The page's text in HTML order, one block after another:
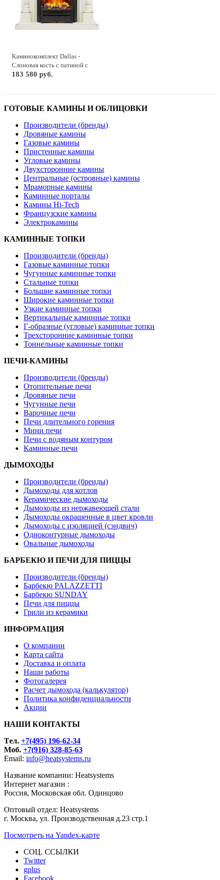
Каминокомплект Dallas -
Слоновая кость с патиной с
очагом Brookline Black
183 580 руб.
ГОТОВЫЕ КАМИНЫ И ОБЛИЦОВКИ
Производители (бренды)
Дровяные камины
Газовые камины
Пристенные камины
Угловые камины
Двухсторонние камины
Центральные (островные) камины
Мраморные камины
Каминные порталы
Камины Hi-Tech
Французские камины
Электрокамины
КАМИННЫЕ ТОПКИ
Производители (бренды)
Газовые каминные топки
Чугунные каминные топки
Стальные топки
Большие каминные топки
Широкие каминные топки
Узкие каминные топки
Вертикальные каминные топки
Г-образные (угловые) каминные топки
Трехсторонние каминные топки
Тоннельные каминные топки
ПЕЧИ-КАМИНЫ
Производители (бренды)
Отопительные печи
Дровяные печи
Чугунные печи
Варочные печи
Печи длительного горения
Мини печи
Печи с водяным контуром
Каминные печи
ДЫМОХОДЫ
Производители (бренды)
Дымоходы для котлов
Керамические дымоходы
Дымоходы из нержавеющей стали
Дымоходы окрашенные в цвет кровли
Дымоходы с изоляцией (сэндвич)
Одноконтурные дымоходы
Овальные дымоходы
БАРБЕКЮ И ПЕЧИ ДЛЯ ПИЦЦЫ
Производители (бренды)
Барбекю PALAZZETTI
Барбекю SUNDAY
Печи для пиццы
Грили из керамики
ИНФОРМАЦИЯ
О компании
Карта сайта
Доставка и оплата
Наши работы
Фотогалерея
Расчет дымохода (калькулятор)
Политика конфиденциальности
Акции
НАШИ КОНТАКТЫ
Tел. +7(495) 196-62-34
Моб. +7(916) 328-85-63
Email: info@heatsystems.ru
Название компании: Heatsystems
Интернет магазин :
Россия, Московская обл. Одинцово
Оптовый отдел: Heatsystems
г. Москва, ул. Производственная д.23 стр.1
Посмотреть на Yandex-карте
СОЦ. ССЫЛКИ
Twitter
gplus
Facebook